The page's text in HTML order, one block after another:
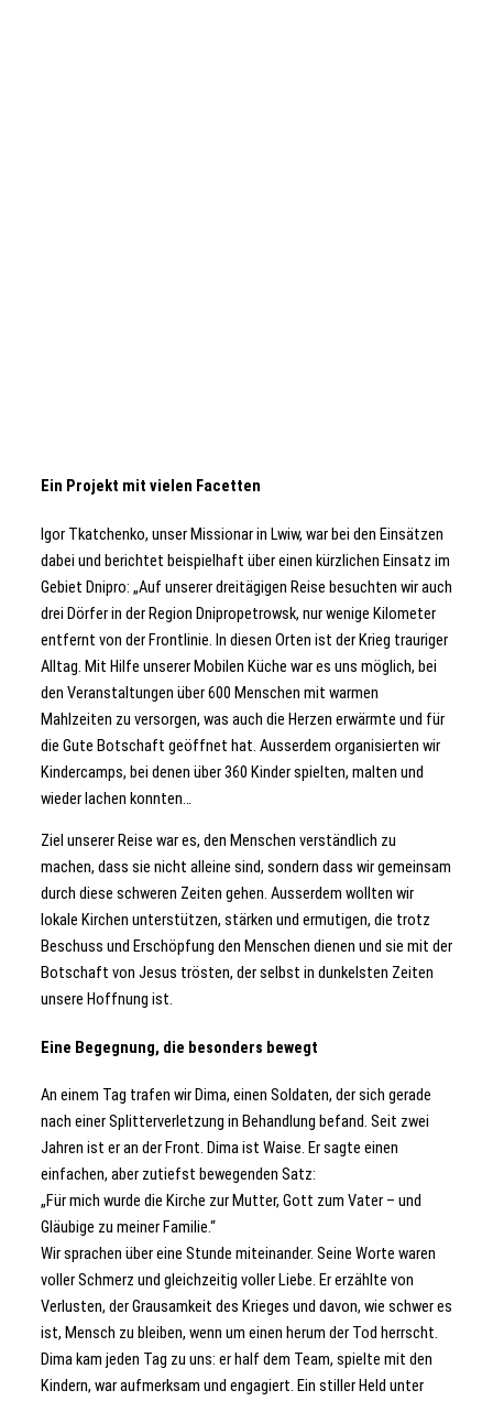
Ein Projekt mit vielen Facetten
Igor Tkatchenko, unser Missionar in Lwiw, war bei den Einsätzen
dabei und berichtet beispielhaft über einen kürzlichen Einsatz im
Gebiet Dnipro: „Auf unserer dreitägigen Reise besuchten wir auch
drei Dörfer in der Region Dnipropetrowsk, nur wenige Kilometer
entfernt von der Frontlinie. In diesen Orten ist der Krieg trauriger
Alltag. Mit Hilfe unserer Mobilen Küche war es uns möglich, bei
den Veranstaltungen über 600 Menschen mit warmen
Mahlzeiten zu versorgen, was auch die Herzen erwärmte und für
die Gute Botschaft geöffnet hat. Ausserdem organisierten wir
Kindercamps, bei denen über 360 Kinder spielten, malten und
wieder lachen konnten…
Ziel unserer Reise war es, den Menschen verständlich zu
machen, dass sie nicht alleine sind, sondern dass wir gemeinsam
durch diese schweren Zeiten gehen. Ausserdem wollten wir
lokale Kirchen unterstützen, stärken und ermutigen, die trotz
Beschuss und Erschöpfung den Menschen dienen und sie mit der
Botschaft von Jesus trösten, der selbst in dunkelsten Zeiten
unsere Hoffnung ist.
Eine Begegnung, die besonders bewegt
An einem Tag trafen wir Dima, einen Soldaten, der sich gerade
nach einer Splitterverletzung in Behandlung befand. Seit zwei
Jahren ist er an der Front. Dima ist Waise. Er sagte einen
einfachen, aber zutiefst bewegenden Satz:
„Für mich wurde die Kirche zur Mutter, Gott zum Vater – und
Gläubige zu meiner Familie.“
Wir sprachen über eine Stunde miteinander. Seine Worte waren
voller Schmerz und gleichzeitig voller Liebe. Er erzählte von
Verlusten, der Grausamkeit des Krieges und davon, wie schwer es
ist, Mensch zu bleiben, wenn um einen herum der Tod herrscht.
Dima kam jeden Tag zu uns: er half dem Team, spielte mit den
Kindern, war aufmerksam und engagiert. Ein stiller Held unter